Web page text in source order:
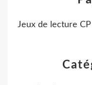
Jeux de lecture CP